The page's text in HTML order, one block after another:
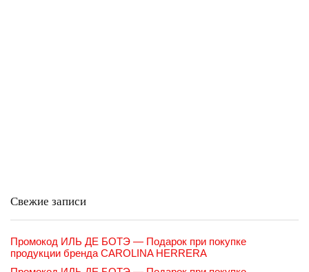
Свежие записи
Промокод ИЛЬ ДЕ БОТЭ — Подарок при покупке
продукции бренда CAROLINA HERRERA